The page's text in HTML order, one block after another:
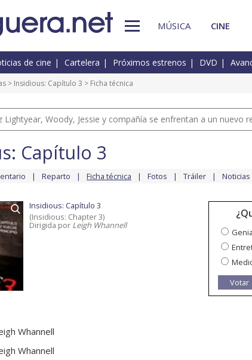
MÚSICA CINE
de cine Cartelera Próximos estrenos DVD
> Insidious: Capítulo 3 > Ficha técnica
Lightyear, Woody, Jessie y compañía se enfrentan a un nuevo
Capítulo 3
Reparto Ficha técnica Fotos Tráiler Noticias
Insidious: Capítulo 3
(Insidious: Chapter 3)
Dirigida por Leigh Whannell
Votar
Whannell
Whannell